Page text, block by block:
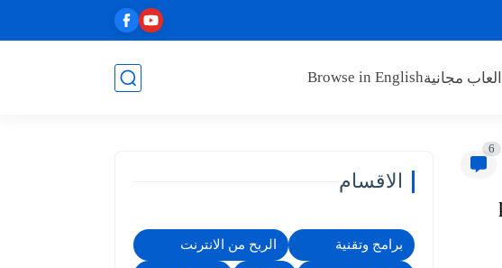
العاب مجانيةBrowse in English
6
الاقسام
برامج وتقنية الربح من الانترنت